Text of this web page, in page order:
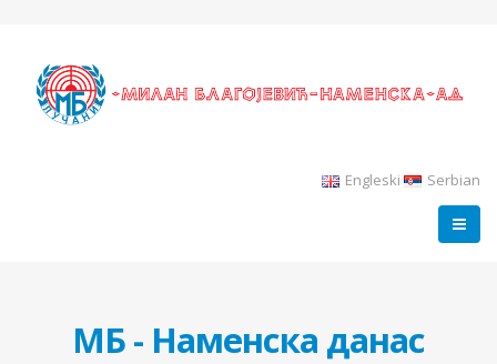
Engleski Serbian
MБ - Наменска данас